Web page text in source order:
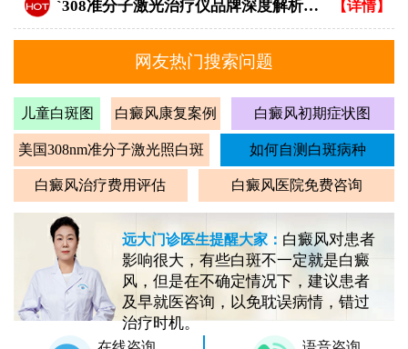
`308准分子激光治疗仪品牌深度解析：专业视角下的优选指南` 【详情】
网友热门搜索问题
儿童白斑图 白癜风康复案例 白癜风初期症状图
美国308nm准分子激光照白斑 如何自测白斑病种
白癜风治疗费用评估 白癜风医院免费咨询
远大门诊医生提醒大家： 白癜风对患者
影响很大，有些白斑不一定就是白癜
风，但是在不确定情况下，建议患者
及早就医咨询，以免耽误病情，错过
治疗时机。